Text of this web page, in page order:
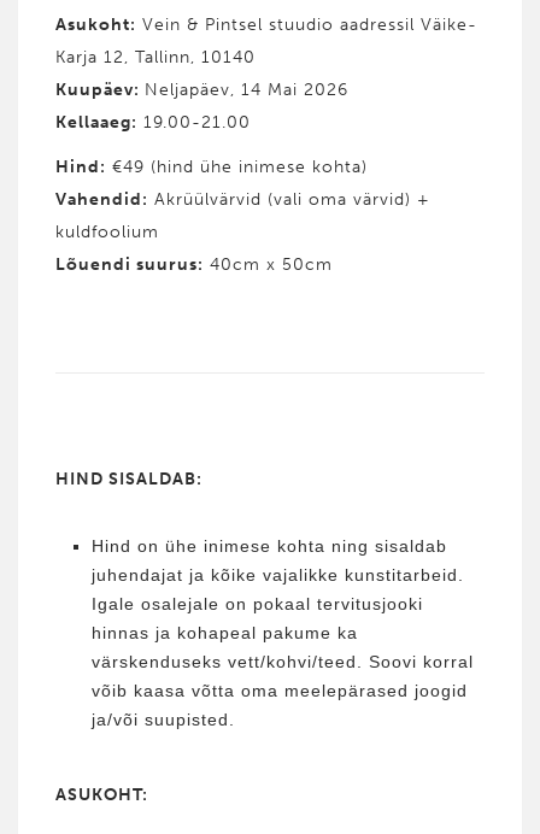
Asukoht: Vein & Pintsel stuudio aadressil Väike-
Karja 12, Tallinn, 10140
Kuupäev: Neljapäev, 14 Mai 2026
Kellaaeg: 19.00-21.00
Hind: €49 (hind ühe inimese kohta)
Vahendid: Akrüülvärvid (vali oma värvid) +
kuldfoolium
Lõuendi suurus: 40cm x 50cm
HIND SISALDAB:
Hind on ühe inimese kohta ning sisaldab
juhendajat ja kõike vajalikke kunstitarbeid.
Igale osalejale on pokaal tervitusjooki
hinnas ja kohapeal pakume ka
värskenduseks vett/kohvi/teed. Soovi korral
võib kaasa võtta oma meelepärased joogid
ja/või suupisted.
ASUKOHT: